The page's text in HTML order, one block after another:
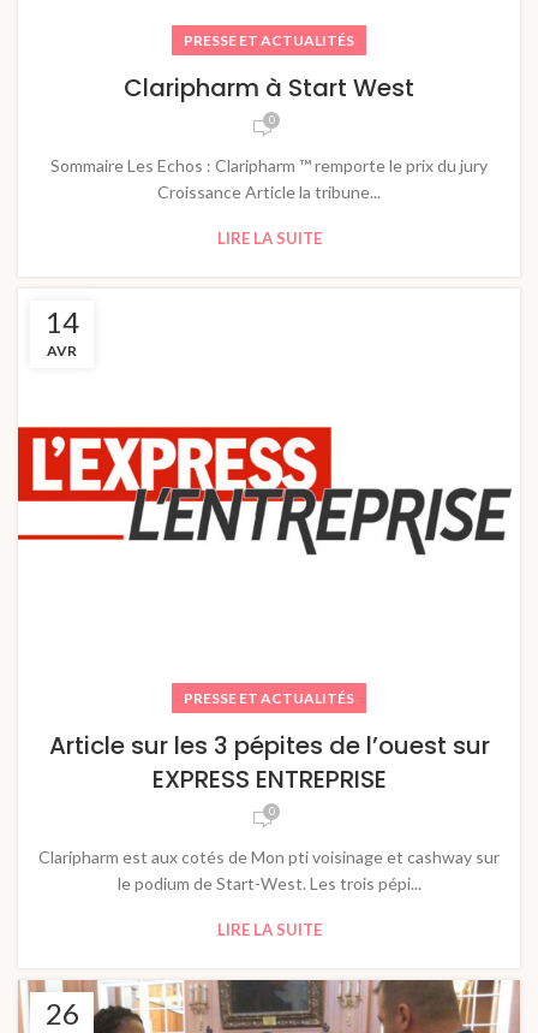
PRESSE ET ACTUALITÉS
Claripharm à Start West
0
Sommaire Les Echos : Claripharm ™ remporte le prix du jury
Croissance Article la tribune...
LIRE LA SUITE
14
AVR
PRESSE ET ACTUALITÉS
Article sur les 3 pépites de l’ouest sur
EXPRESS ENTREPRISE
0
Claripharm est aux cotés de Mon pti voisinage et cashway sur
le podium de Start-West. Les trois pépi...
LIRE LA SUITE
26